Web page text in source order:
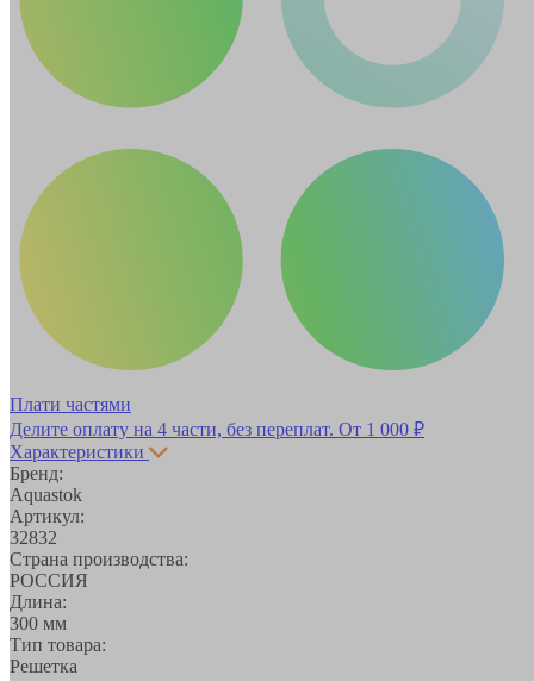
Плати частями
Делите оплату на 4 части, без переплат. От 1 000 ₽
Характеристики
Бренд:
Aquastok
Артикул:
32832
Страна производства:
РОССИЯ
Длина:
300 мм
Тип товара:
Решетка